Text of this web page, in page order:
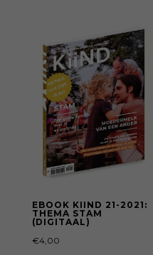
EBOOK KIIND 21-2021:
THEMA STAM
(DIGITAAL)
€4,00